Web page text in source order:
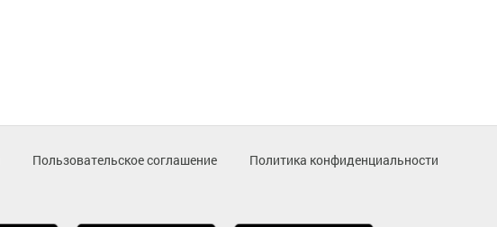
Пользовательское соглашение
Политика конфиденциальности